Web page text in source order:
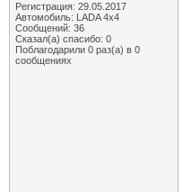
Регистрация: 29.05.2017
Автомобиль: LADA 4x4
Сообщений: 36
Сказал(а) спасибо: 0
Поблагодарили 0 раз(а) в 0
сообщениях